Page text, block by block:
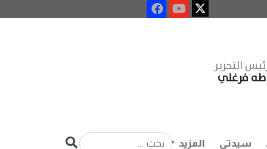
التحرير
طه فرغلي
سيدتي المزيد